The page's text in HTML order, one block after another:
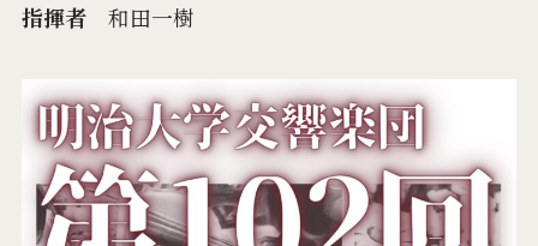
指揮者和田一樹